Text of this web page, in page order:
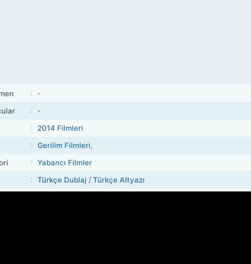
-
-
2014 Filmleri
Gerilim Filmleri,
Yabancı Filmler
Türkçe Dublaj / Türkçe Altyazı